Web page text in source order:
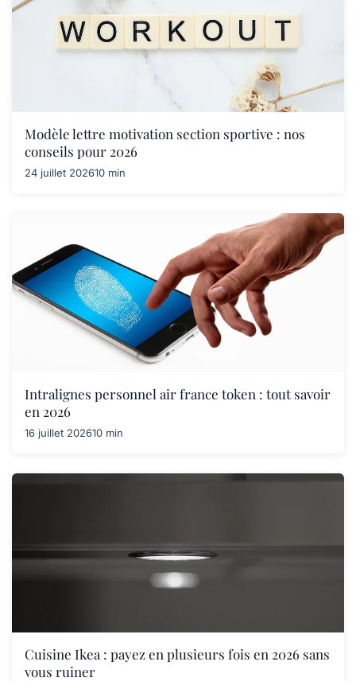
Modèle lettre motivation section sportive : nos
conseils pour 2026
24 juillet 202610 min
Intralignes personnel air france token : tout savoir
en 2026
16 juillet 202610 min
Cuisine Ikea : payez en plusieurs fois en 2026 sans
vous ruiner